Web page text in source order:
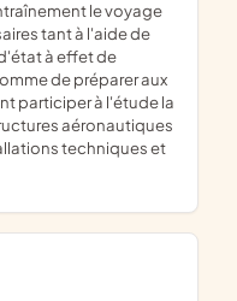
le voyage
tant à l'aide de
à effet de
de préparer aux
participer à l'étude la
aéronautiques
techniques et